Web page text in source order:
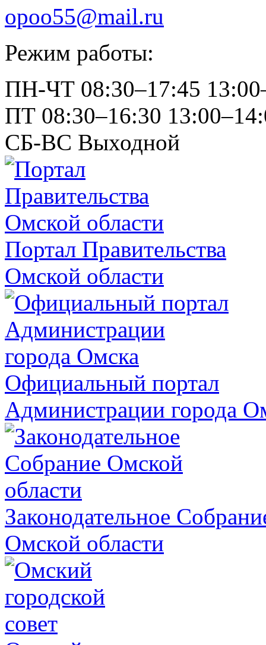
opoo55@mail.ru
Режим работы:
ПН-ЧТ 08:30–17:45
ПТ 08:30–16:30
СБ-ВС Выходной
Портал Правительства
Омской области
Официальный портал
Администрации города
Законодательное
Омской области